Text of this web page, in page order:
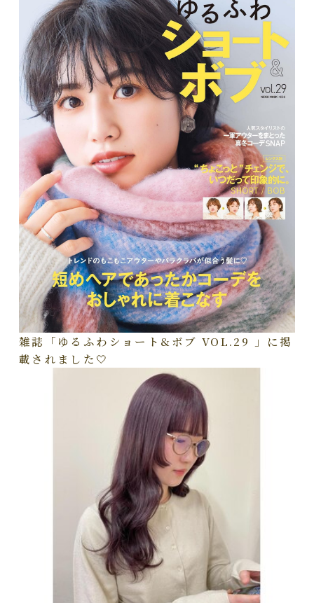
雑誌「ゆるふわショート&ボブ VOL.29 」に掲
載されました🤍